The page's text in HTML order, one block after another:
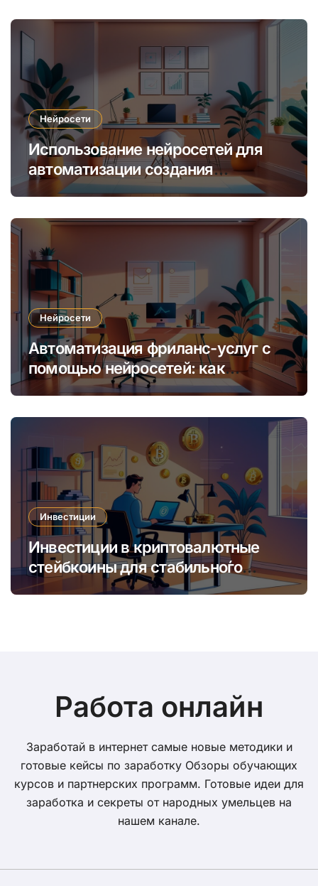
Нейросети
Использование нейросетей для
автоматизации создания
уникальных интернет-курсов и
Нейросети
Автоматизация фриланс-услуг с
помощью нейросетей: как
увеличить доход и сократить
Инвестиции
Инвестиции в криптовалютные
стейбкоины для стабильно́го
онлайн-заработка в условиях
Работа онлайн
Заработай в интернет самые новые методики и
готовые кейсы по заработку Обзоры обучающих
курсов и партнерских программ. Готовые идеи для
заработка и секреты от народных умельцев на
нашем канале.